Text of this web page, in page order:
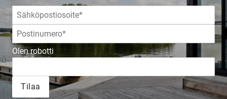
Olen robotti
Tilaa
Upea yli 200-sivuinen talokirja!